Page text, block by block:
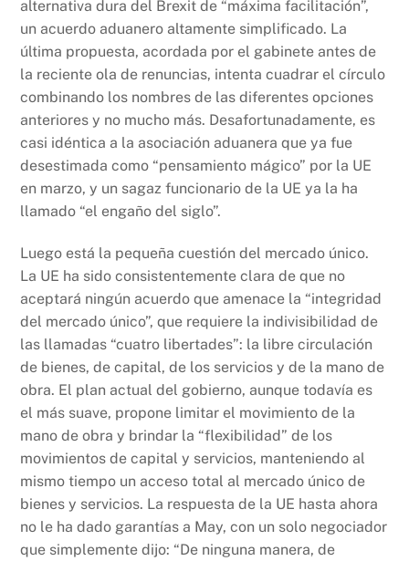
alternativa dura del Brexit de “máxima facilitación”,
un acuerdo aduanero altamente simplificado. La
última propuesta, acordada por el gabinete antes de
la reciente ola de renuncias, intenta cuadrar el círculo
combinando los nombres de las diferentes opciones
anteriores y no mucho más. Desafortunadamente, es
casi idéntica a la asociación aduanera que ya fue
desestimada como “pensamiento mágico” por la UE
en marzo, y un sagaz funcionario de la UE ya la ha
llamado “el engaño del siglo”.
Luego está la pequeña cuestión del mercado único.
La UE ha sido consistentemente clara de que no
aceptará ningún acuerdo que amenace la “integridad
del mercado único”, que requiere la indivisibilidad de
las llamadas “cuatro libertades”: la libre circulación
de bienes, de capital, de los servicios y de la mano de
obra. El plan actual del gobierno, aunque todavía es
el más suave, propone limitar el movimiento de la
mano de obra y brindar la “flexibilidad” de los
movimientos de capital y servicios, manteniendo al
mismo tiempo un acceso total al mercado único de
bienes y servicios. La respuesta de la UE hasta ahora
no le ha dado garantías a May, con un solo negociador
que simplemente dijo: “De ninguna manera, de